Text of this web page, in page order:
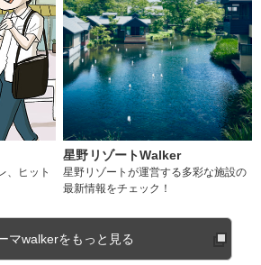
、ヒット
星野リゾートWalker
星野リゾートが運営する多彩な施設の
最新情報をチェック！
マwalkerをもっと見る